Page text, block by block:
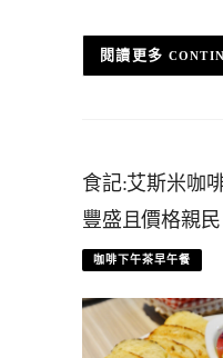
食記:艾斯米咖
豐盛且價格親
咖啡下午茶早午餐